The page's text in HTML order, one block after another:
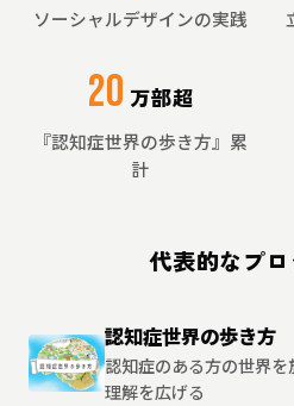
ソーシャルデザインの実践
20 万部超
『認知症世界の歩き方』累
計
代表的なプ
認知症世界の歩き方
認知症のある方の世界
理解を広げる